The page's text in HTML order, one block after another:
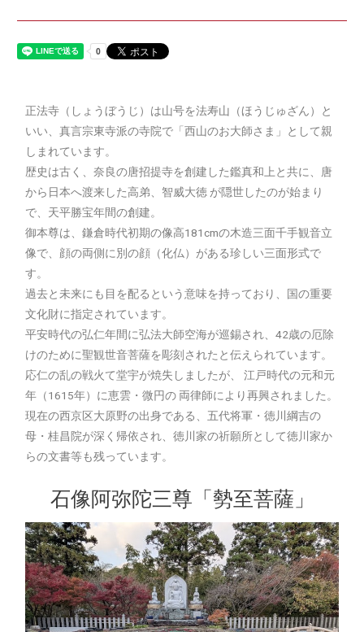
正法寺（しょうぼうじ）は山号を法寿山（ほうじゅざん）と
いい、真言宗東寺派の寺院で「西山のお大師さま」として親
しまれています。
歴史は古く、奈良の唐招提寺を創建した鑑真和上と共に、唐
から日本へ渡来した高弟、智威大徳 が隠世したのが始まり
で、天平勝宝年間の創建。
御本尊は、鎌倉時代初期の像高181cmの木造三面千手観音立
像で、顔の両側に別の顔（化仏）がある珍しい三面形式で
す。
過去と未来にも目を配るという意味を持っており、国の重要
文化財に指定されています。
平安時代の弘仁年間に弘法大師空海が巡錫され、42歳の厄除
けのために聖観世音菩薩を彫刻されたと伝えられています。
応仁の乱の戦火て堂宇が焼失しましたが、 江戸時代の元和元
年（1615年）に恵雲・微円の 両律師により再興されました。
現在の西京区大原野の出身である、五代将軍・徳川綱吉の
母・桂昌院が深く帰依され、徳川家の祈願所として徳川家か
らの文書等も残っています。
石像阿弥陀三尊「勢至菩薩」